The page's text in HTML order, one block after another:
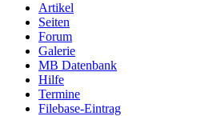
Artikel
Seiten
Forum
Galerie
MB Datenbank
Hilfe
Termine
Filebase-Eintrag